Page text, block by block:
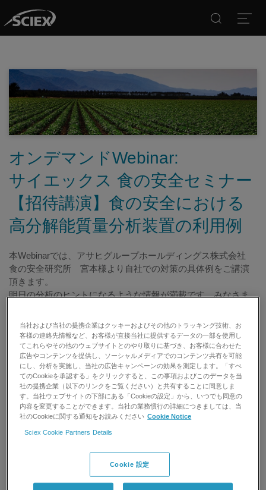
オンデマンドWebinar:
サイエックス 食の安全セミナー
【招待講演】食の安全における
高分解能質量分析装置の利用例
本Webinarでは、アサヒグループホールディングス株式会社
食の安全研究所 宮本様より自社での対策の具体例をご講演
頂きます。
明日の分析のヒントになるような情報が満載です。みなさま
見どころ
● 高速液体クロマトグラフ－四重極飛行時間型質量
● 分析計を用いた飲料中混入物の同定
● 食物アレルゲン分析への検討
● SWATH® の食品分析への可能性
講師： アサヒグループホールディングス株式会社 食の安全
当社および当社の提携企業はクッキーおよびその他のトラッキング技術、お
客様の連絡先情報など、お客様が直接当社に提供するデータの一部を使用し
てこれらやその他のウェブサイトとのやり取りに基づき、お客様に合わせた
広告やコンテンツを提供し、ソーシャルメディアでのコンテンツ共有を可能
にし、分析を実施し、当社の広告キャンペーンの効果を測定します。「すべ
てのCookieを承認する」をクリックすると、この事項およびこのデータを当
社の提携企業（以下のリンクをご覧ください）と共有することに同意しま
す。当社ウェブサイトの下部にある「Cookieの設定」から、いつでも同意の
内容を変更することができます。当社の業務慣行の詳細につきましては、当
社のCookieに関する通知をお読みください Cookie Notice
Sciex Cookie Partners Details
Cookie 設定